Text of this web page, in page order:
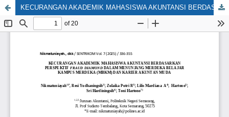
KECURANGAN AKADEMIK MAHASISWA AKUNTANSI BERDASARKAN PERSPEKTIF FRAUD DIAMOND DALAM MENUNJANG MERDEKA BELAJAR KAMPUS MERDEKA (MBKM) DAN KARIER AKUNTAN MUDA